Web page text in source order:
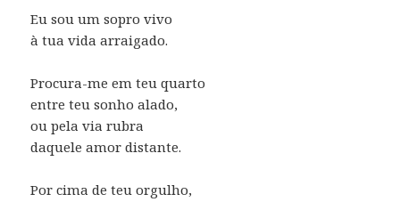
Eu sou um sopro vivo
à tua vida arraigado.
Procura-me em teu quarto
entre teu sonho alado,
ou pela via rubra
daquele amor distante.
Por cima de teu orgulho,